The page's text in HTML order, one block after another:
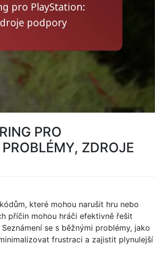
PRO
ZDROJE
které mohou narušit hru nebo
příčin mohou hráči efektivně řešit
se s běžnými problémy, jako
frustraci a zajistit plynulejší